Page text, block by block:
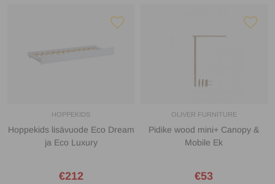
HOPPEKIDS
Hoppekids lisävuode Eco Dream
ja Eco Luxury
€212
OLIVER FURNITURE
Pidike wood mini+ Canopy &
Mobile Ek
€53